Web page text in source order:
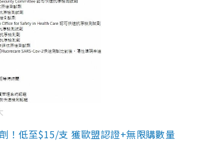
！低至$15/支 獲歐盟認證+無限購數量